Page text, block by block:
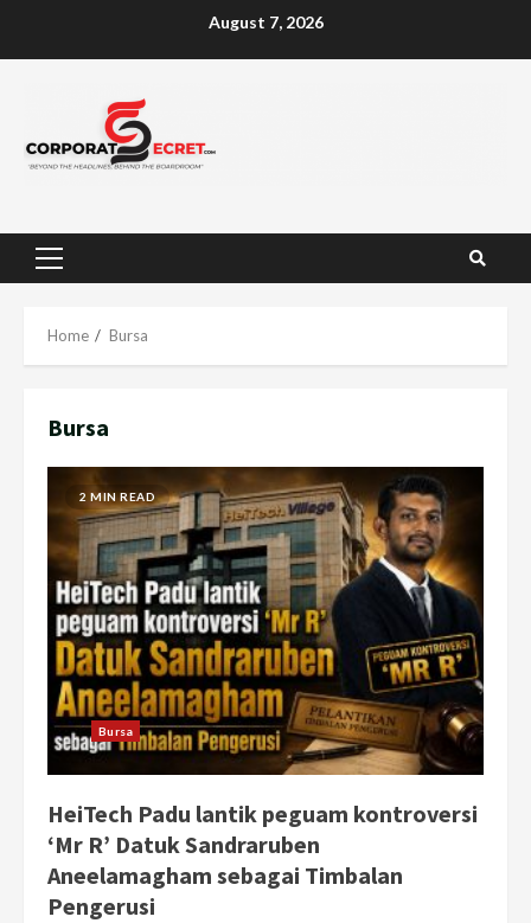
August 7, 2026
Primary
Home Bursa
Bursa
2 MIN READ
Bursa
HeiTech Padu lantik peguam kontroversi
‘Mr R’ Datuk Sandraruben
Aneelamagham sebagai Timbalan
Pengerusi